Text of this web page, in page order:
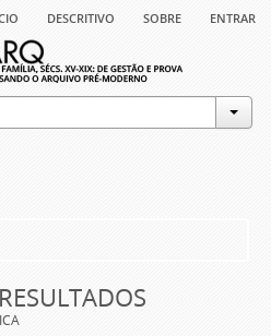
descritivo sobre entrar